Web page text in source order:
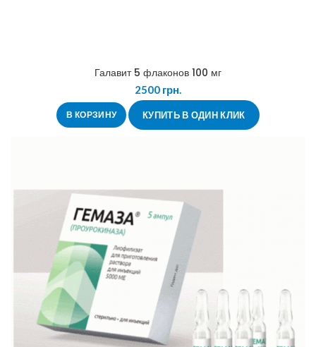
Галавит 5 флаконов 100 мг
2500 грн.
В КОРЗИНУ КУПИТЬ В ОДИН КЛИК